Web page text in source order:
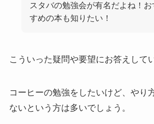
スタバの勉強会が有名だよね！お
すめの本も知りたい！
こういった疑問や要望にお答えして
コーヒーの勉強をしたいけど、やり
ないという方は多いでしょう。